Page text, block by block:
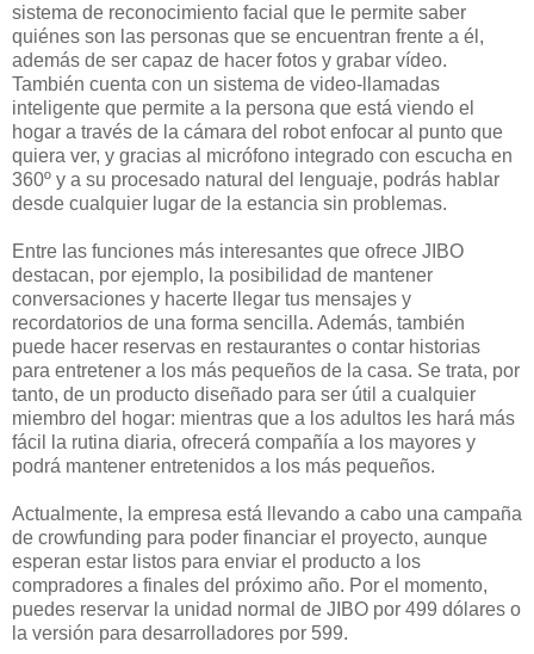
sistema de reconocimiento facial que le permite saber
quiénes son las personas que se encuentran frente a él,
además de ser capaz de hacer fotos y grabar vídeo.
También cuenta con un sistema de video-llamadas
inteligente que permite a la persona que está viendo el
hogar a través de la cámara del robot enfocar al punto que
quiera ver, y gracias al micrófono integrado con escucha en
360º y a su procesado natural del lenguaje, podrás hablar
desde cualquier lugar de la estancia sin problemas.
Entre las funciones más interesantes que ofrece JIBO
destacan, por ejemplo, la posibilidad de mantener
conversaciones y hacerte llegar tus mensajes y
recordatorios de una forma sencilla. Además, también
puede hacer reservas en restaurantes o contar historias
para entretener a los más pequeños de la casa. Se trata, por
tanto, de un producto diseñado para ser útil a cualquier
miembro del hogar: mientras que a los adultos les hará más
fácil la rutina diaria, ofrecerá compañía a los mayores y
podrá mantener entretenidos a los más pequeños.
Actualmente, la empresa está llevando a cabo una campaña
de crowfunding para poder financiar el proyecto, aunque
esperan estar listos para enviar el producto a los
compradores a finales del próximo año. Por el momento,
puedes reservar la unidad normal de JIBO por 499 dólares o
la versión para desarrolladores por 599.